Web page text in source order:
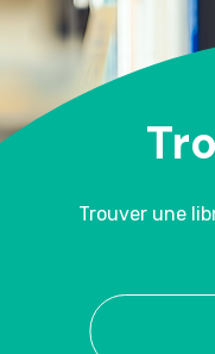
Trouver une